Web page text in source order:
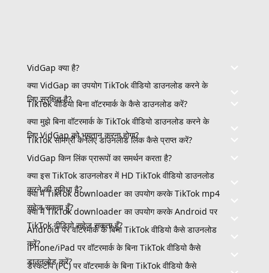
VidGap क्या है?
क्या VidGap का उपयोग TikTok वीडियो डाउनलोड करने के
लिए सुरक्षित है?
TikTok वीडियो बिना वॉटरमार्क के कैसे डाउनलोड करें?
क्या मुझे बिना वॉटरमार्क के TikTok वीडियो डाउनलोड करने के
लिए VidGap को भुगतान करना होगा?
TikTok सामग्री के लिए डाउनलोड लिंक कैसे प्राप्त करें?
VidGap किन लिंक प्रारूपों का समर्थन करता है?
क्या इस TikTok डाउनलोडर में HD TikTok वीडियो डाउनलोड
करने की सुविधा है?
क्या मैं TikTok downloader का उपयोग करके TikTok mp4
सहेज सकता हूँ?
क्या मैं TikTok downloader का उपयोग करके Android पर
TikTok वीडियो सहेज सकता हूँ?
Android पर वॉटरमार्क के बिना TikTok वीडियो कैसे डाउनलोड
करें?
iPhone/iPad पर वॉटरमार्क के बिना TikTok वीडियो कैसे
डाउनलोड करें?
डेस्कटॉप (PC) पर वॉटरमार्क के बिना TikTok वीडियो कैसे